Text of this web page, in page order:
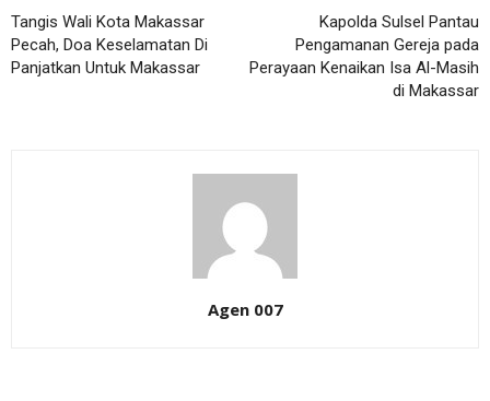
Tangis Wali Kota Makassar
Pecah, Doa Keselamatan Di
Panjatkan Untuk Makassar
Kapolda Sulsel Pantau
Pengamanan Gereja pada
Perayaan Kenaikan Isa Al-Masih
di Makassar
Agen 007